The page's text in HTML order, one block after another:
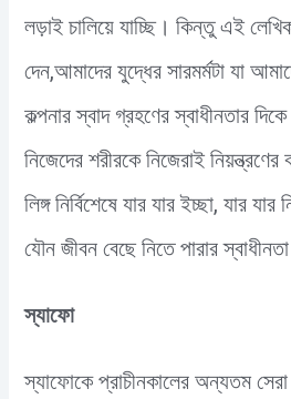
লড়াই চালিয়ে যাচ্ছি। কিন্তু এই
দেন,আমাদের যুদ্ধের সারমর্মটা যা
কল্পনার স্বাদ গ্রহণের স্বাধীনতার
নিজেদের শরীরকে নিজেরাই
লিঙ্গ নির্বিশেষে যার যার ইচ্ছা, যার
যৌন জীবন বেছে নিতে পারার
স্যাফো
স্যাফোকে প্রাচীনকালের অন্যতম সেরা